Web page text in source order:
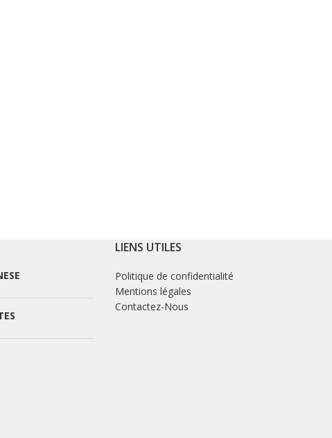
LIENS UTILES
Politique de confidentialité
Mentions légales
Contactez-Nous